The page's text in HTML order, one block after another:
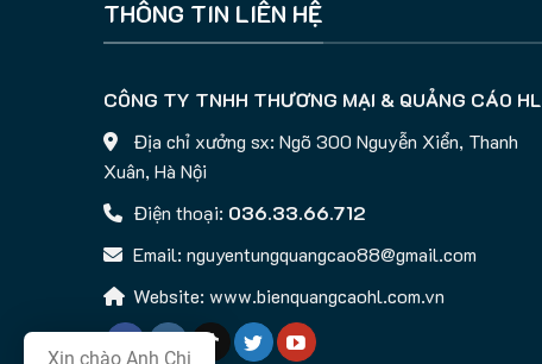
THÔNG TIN LIÊN HỆ
CÔNG TY TNHH THƯƠNG MẠI & QUẢNG CÁO HL
Địa chỉ xưởng sx: Ngõ 300 Nguyễn Xiển, Thanh
Xuân, Hà Nội
Điện thoại: 036.33.66.712
Email: nguyentungquangcao88@gmail.com
Website: www.bienquangcaohl.com.vn
Xin chào Anh Chị